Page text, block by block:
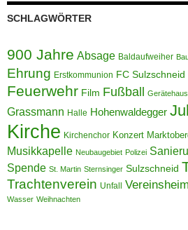
SCHLAGWÖRTER
900 Jahre Absage Baldaufweiher
Ehrung Erstkommunion FC Sulzschneid
Feuerwehr Film Fußball Gerätehaus
Grassmann Halle Hohenwaldegger
Kirche Kirchenchor Konzert
Musikkapelle Neubaugebiet Polizei
Spende St. Martin Sternsinger Sulzschneid
Trachtenverein Unfall Vereinsheim
Wasser Weihnachten